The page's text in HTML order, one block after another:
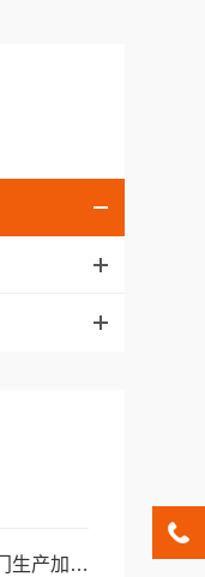
不锈钢拍门与铸铁拍门生产加工工艺及质量管控对比